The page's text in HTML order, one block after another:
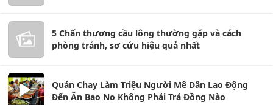
5 Chấn thương cầu lông thường gặp và cách
phòng tránh, sơ cứu hiệu quả nhất
Quán Chay Làm Triệu Người Mê Dân Lao Động
Đến Ăn Bao No Không Phải Trả Đồng Nào